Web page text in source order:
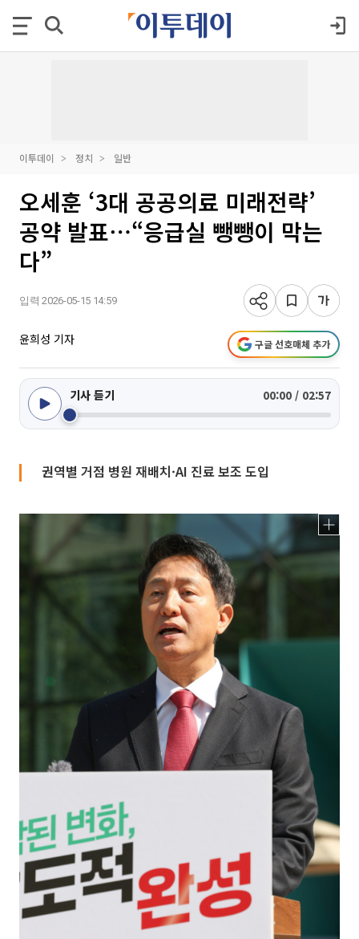
이투데이 정치 일반
오세훈 ‘3대 공공의료 미래전략’
공약 발표⋯“응급실 뺑뺑이 막는
다”
입력 2026-05-15 14:59
윤희성 기자 구글 선호매체 추가
기사 듣기 00:00 / 02:57
권역별 거점 병원 재배치·AI 진료 보조 도입